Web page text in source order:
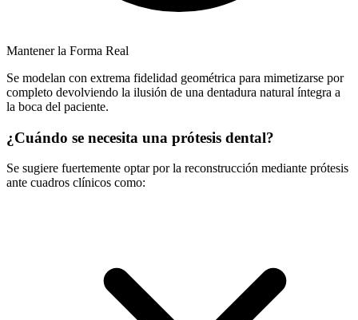
Mantener la Forma Real
Se modelan con extrema fidelidad geométrica para mimetizarse por
completo devolviendo la ilusión de una dentadura natural íntegra a
la boca del paciente.
¿Cuándo se necesita una prótesis dental?
Se sugiere fuertemente optar por la reconstrucción mediante prótesis
ante cuadros clínicos como: